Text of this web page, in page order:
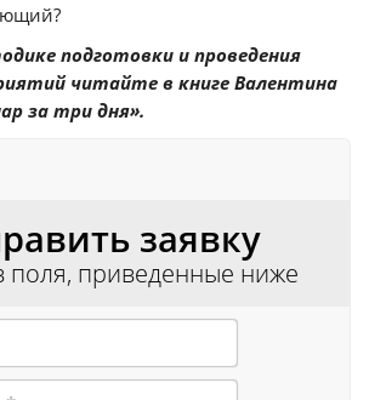
подготовки и проведения
читайте в книге Валентина
за три дня».
заявку
поля, приведенные ниже